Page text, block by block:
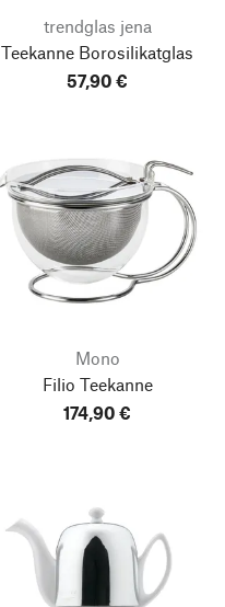
trendglas jena
Teekanne Borosilikatglas
57,90 €
Mono
Filio Teekanne
174,90 €